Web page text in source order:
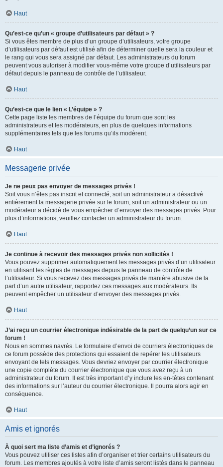
Haut
Qu’est-ce qu’un « groupe d’utilisateurs par défaut » ?
Si vous êtes membre de plus d’un groupe d’utilisateurs, votre groupe
d’utilisateurs par défaut est utilisé afin de déterminer quelle sera la couleur et
le rang qui vous sera assigné par défaut. Les administrateurs du forum
peuvent vous autoriser à modifier vous-même votre groupe d’utilisateurs par
défaut depuis le panneau de contrôle de l’utilisateur.
Haut
Qu’est-ce que le lien « L’équipe » ?
Cette page liste les membres de l’équipe du forum que sont les
administrateurs et les modérateurs, en plus de quelques informations
supplémentaires tels que les forums qu’ils modèrent.
Haut
Messagerie privée
Je ne peux pas envoyer de messages privés !
Soit vous n’êtes pas inscrit et connecté, soit un administrateur a désactivé
entièrement la messagerie privée sur le forum, soit un administrateur ou un
modérateur a décidé de vous empêcher d’envoyer des messages privés. Pour
plus d’informations, veuillez contacter un administrateur du forum.
Haut
Je continue à recevoir des messages privés non sollicités !
Vous pouvez supprimer automatiquement les messages privés d’un utilisateur
en utilisant les règles de messages depuis le panneau de contrôle de
l’utilisateur. Si vous recevez des messages privés de manière abusive de la
part d’un autre utilisateur, rapportez ces messages aux modérateurs. Ils
peuvent empêcher un utilisateur d’envoyer des messages privés.
Haut
J’ai reçu un courrier électronique indésirable de la part de quelqu’un sur ce
forum !
Nous en sommes navrés. Le formulaire d’envoi de courriers électroniques de
ce forum possède des protections qui essaient de repérer les utilisateurs
envoyant de tels messages. Vous devriez envoyer par courrier électronique
une copie complète du courrier électronique que vous avez reçu à un
administrateur du forum. Il est très important d’y inclure les en-têtes contenant
des informations sur l’auteur du courrier électronique. Il pourra alors agir en
conséquence.
Haut
Amis et ignorés
À quoi sert ma liste d’amis et d’ignorés ?
Vous pouvez utiliser ces listes afin d’organiser et trier certains utilisateurs du
forum. Les membres ajoutés à votre liste d’amis seront listés dans le panneau